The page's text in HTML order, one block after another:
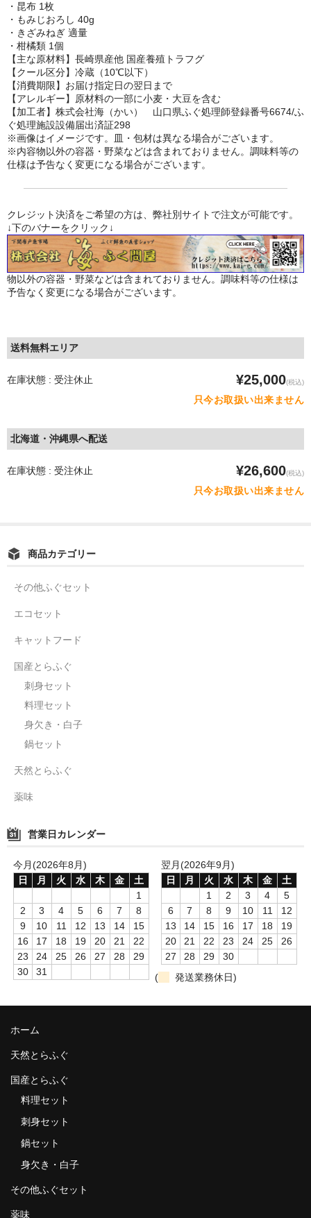
・昆布 1枚
・もみじおろし 40g
・きざみねぎ 適量
・柑橘類 1個
【主な原材料】長崎県産他 国産養殖トラフグ
【クール区分】冷蔵（10℃以下）
【消費期限】お届け指定日の翌日まで
【アレルギー】原材料の一部に小麦・大豆を含む
【加工者】株式会社海（かい） 山口県ふぐ処理師登録番号6674/ふ
ぐ処理施設設備届出済証298
※画像はイメージです。皿・包材は異なる場合がございます。
※内容物以外の容器・野菜などは含まれておりません。調味料等の
仕様は予告なく変更になる場合がございます。
クレジット決済をご希望の方は、弊社別サイトで注文が可能です。
↓下のバナーをクリック↓
物以外の容器・野菜などは含まれておりません。調味料等の仕様は
予告なく変更になる場合がございます。
送料無料エリア
在庫状態 : 受注休止 ¥25,000(税込)
只今お取扱い出来ません
北海道・沖縄県へ配送
在庫状態 : 受注休止 ¥26,600(税込)
只今お取扱い出来ません
商品カテゴリー
その他ふぐセット
エコセット
キャットフード
国産とらふぐ
刺身セット
料理セット
身欠き・白子
鍋セット
天然とらふぐ
薬味
営業日カレンダー
今月(2026年8月)
日
月 火 水 木 金
土
1
2
3 4 5 6 7
8
9
10 11 12 13 14
15
16
17 18 19 20 21
22
23
24 25 26 27 28
29
30
31
翌月(2026年9月)
日
月 火 水 木 金
土
1
2 3 4
5
6
7 8 9 10 11
12
13
14 15 16 17 18
19
20
21 22 23 24 25
26
27
28 29
30
(
発送業務休日)
ホーム
天然とらふぐ
国産とらふぐ
料理セット
刺身セット
鍋セット
身欠き・白子
その他ふぐセット
薬味